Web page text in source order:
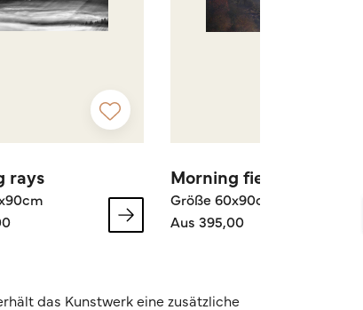
rays Morning fiew
Größe 60x90cm
Aus 395,00
das Kunstwerk eine zusätzliche